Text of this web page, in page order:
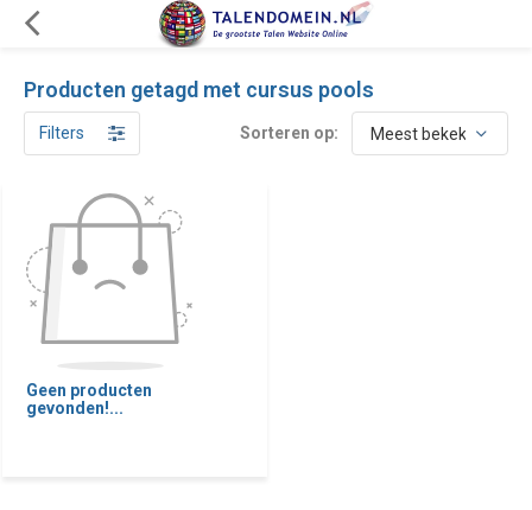
Producten getagd met cursus pools
Filters Sorteren op:
Geen producten
gevonden!...